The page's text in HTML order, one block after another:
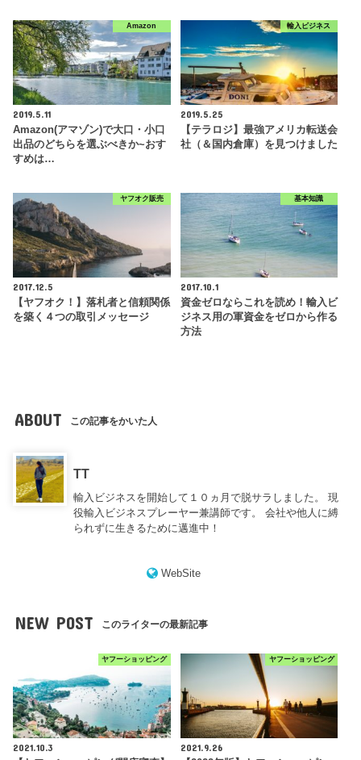
Amazon
2019.5.11
Amazon(アマゾン)で大口・小口
出品のどちらを選ぶべきか~おす
すめは…
輸入ビジネス
2019.5.25
【テラロジ】最強アメリカ転送会
社（＆国内倉庫）を見つけました
ヤフオク販売
2017.12.5
【ヤフオク！】落札者と信頼関係
を築く４つの取引メッセージ
基本知識
2017.10.1
資金ゼロならこれを読め！輸入ビ
ジネス用の軍資金をゼロから作る
方法
ABOUT この記事をかいた人
TT
輸入ビジネスを開始して１０ヵ月で脱サラしました。 現
役輸入ビジネスプレーヤー兼講師です。 会社や他人に縛
られずに生きるために邁進中！
WebSite
NEW POST このライターの最新記事
ヤフーショッピング
2021.10.3
ヤフーショッピング
2021.9.26